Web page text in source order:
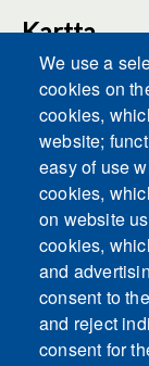
Kartta
This
We use a
cookies on
cookies,
website;
easy of use
cookies,
on website
cookies,
and
consent to
and reject
consent for